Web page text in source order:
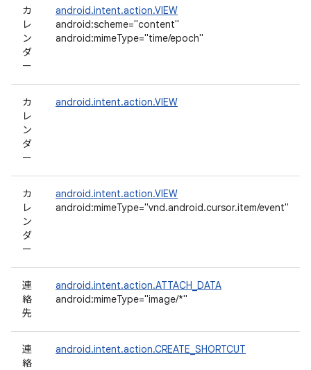
カ
レ
ン
ダ
ー
android.intent.action.VIEW
android:scheme="content"
android:mimeType="time/epoch"
カ
レ
ン
ダ
ー
android.intent.action.VIEW
カ
レ
ン
ダ
ー
android.intent.action.VIEW
android:mimeType="vnd.android.cursor.item/event"
連
絡
先
android.intent.action.ATTACH_DATA
android:mimeType="image/*"
連
絡
android.intent.action.CREATE_SHORTCUT